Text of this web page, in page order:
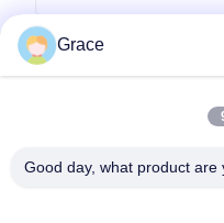
Grace
Good day, what product are